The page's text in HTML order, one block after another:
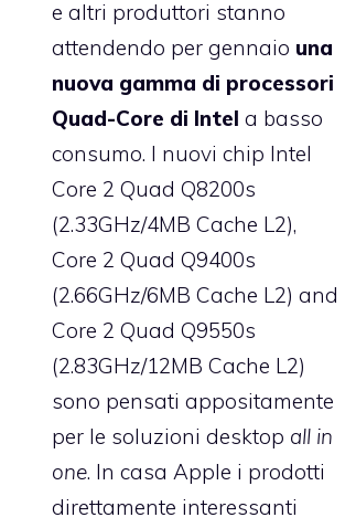
e altri produttori stanno
attendendo per gennaio una
nuova gamma di processori
Quad-Core di Intel a basso
consumo. I nuovi chip Intel
Core 2 Quad Q8200s
(2.33GHz/4MB Cache L2),
Core 2 Quad Q9400s
(2.66GHz/6MB Cache L2) and
Core 2 Quad Q9550s
(2.83GHz/12MB Cache L2)
sono pensati appositamente
per le soluzioni desktop all in
one. In casa Apple i prodotti
direttamente interessanti